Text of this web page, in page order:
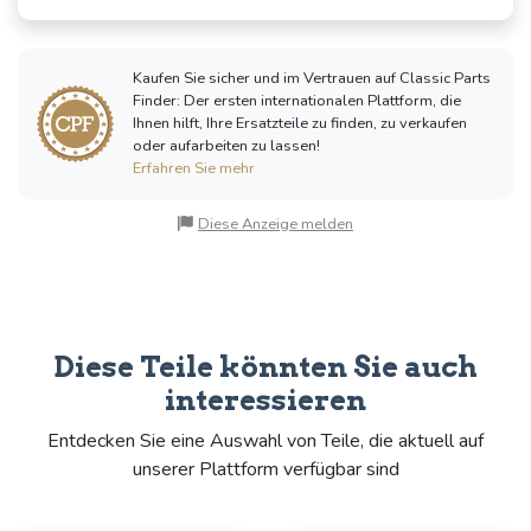
Kaufen Sie sicher und im Vertrauen auf Classic Parts
Finder: Der ersten internationalen Plattform, die
Ihnen hilft, Ihre Ersatzteile zu finden, zu verkaufen
oder aufarbeiten zu lassen!
Erfahren Sie mehr
Diese Anzeige melden
Diese Teile könnten Sie auch
interessieren
Entdecken Sie eine Auswahl von Teile, die aktuell auf
unserer Plattform verfügbar sind